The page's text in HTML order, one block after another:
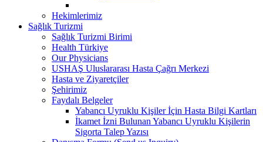
Hekimlerimiz
Sağlık Turizmi
Sağlık Turizmi Birimi
Health Türkiye
Our Physicians
USHAŞ Uluslararası Hasta Çağrı Merkezi
Hasta ve Ziyaretçiler
Şehirimiz
Faydalı Belgeler
Yabancı Uyruklu Kişiler İçin Hasta Bilgi Kartları
İkamet İzni Bulunan Yabancı Uyruklu Kişilerin
Sigorta Talep Yazısı